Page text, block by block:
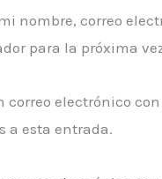
nombre, correo
para la próxima
correo electrónico
a esta entrada.